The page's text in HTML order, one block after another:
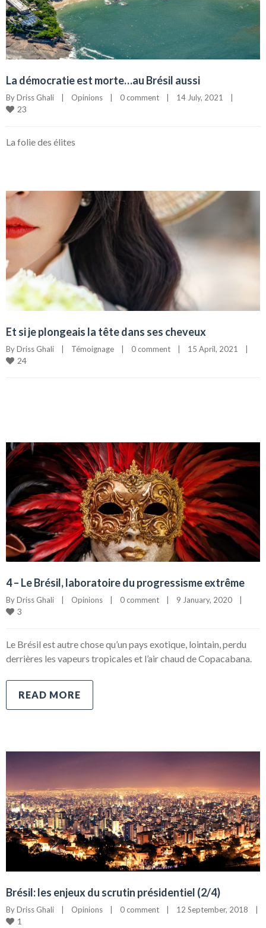
La démocratie est morte…au Brésil aussi
By Driss Ghali Opinions 0 comment 14 July, 2021
23
La folie des élites
Et si je plongeais la tête dans ses cheveux
By Driss Ghali Témoignage 0 comment 15 April, 2021
24
4 – Le Brésil, laboratoire du progressisme extrême
By Driss Ghali Opinions 0 comment 9 January, 2020
3
Le Brésil est autre chose qu’un pays exotique, lointain, perdu
derrières les vapeurs tropicales et l’air chaud de Copacabana.
READ MORE
Brésil: les enjeux du scrutin présidentiel (2/4)
By Driss Ghali Opinions 0 comment 12 September, 2018
1